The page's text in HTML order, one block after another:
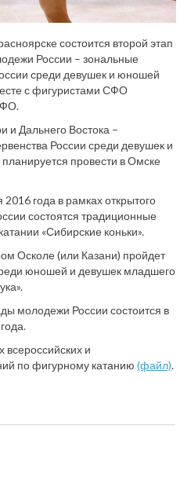
состоится второй этап
России – зональные
среди девушек и юношей
с фигуристами СФО
и Дальнего Востока –
России среди девушек и
провести в Омске
года в рамках открытого
состоятся традиционные
«Сибирские коньки».
Осколе (или Казани) пройдет
юношей и девушек младшего
молодежи России состоится в
и
по фигурному катанию (файл).